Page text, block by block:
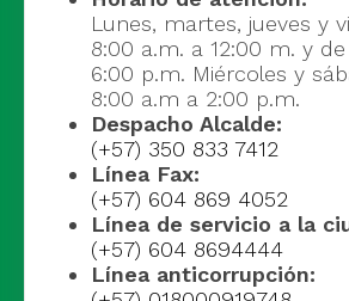
Lunes, martes, jueves y
8:00 a.m. a 12:00 m. y
6:00 p.m. Miércoles y
8:00 a.m a 2:00 p.m.
Despacho Alcalde:
(+57) 350 833 7412
Línea Fax:
(+57) 604 869 4052
Línea de servicio a la
(+57) 604 8694444
Línea anticorrupción: